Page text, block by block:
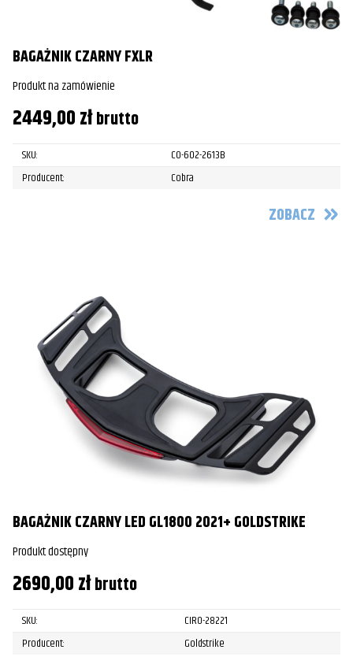
BAGAŻNIK CZARNY FXLR
Produkt na zamówienie
2449,00złbrutto
SKU:
CO-602-2613B
Producent:
Cobra
ZOBACZ
BAGAŻNIK CZARNY LED GL1800 2021+ GOLDSTRIKE
Produkt dostępny
2690,00złbrutto
SKU:
CIRO-28221
Producent:
Goldstrike